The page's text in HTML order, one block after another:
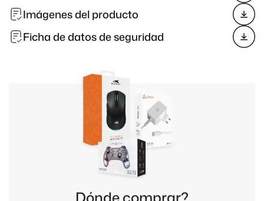
Imágenes del producto
Ficha de datos de seguridad